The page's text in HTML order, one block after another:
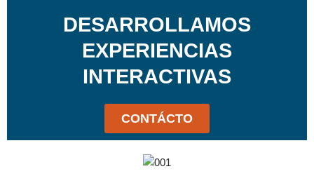
DESARROLLAMOS
EXPERIENCIAS
INTERACTIVAS
CONTÁCTO